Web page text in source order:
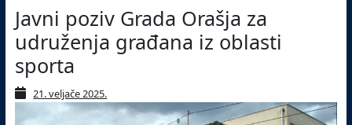
Javni poziv Grada Orašja za
udruženja građana iz oblasti
sporta
21. veljače 2025.